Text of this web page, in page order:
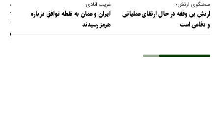
سخنگوی ارتش؛
ارتش بی وقفه در حال ارتقای عملیاتی
و دفاعی است
غریب آبادی:
ایران و عمان به نقطه توافق درباره
هرمز رسیدند
عضو
را